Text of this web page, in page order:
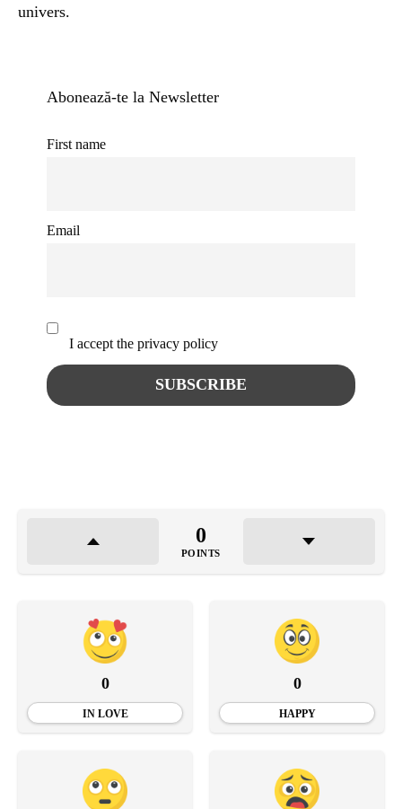
univers.
Abonează-te la Newsletter
First name
Email
I accept the privacy policy
0
POINTS
0
IN LOVE
0
HAPPY